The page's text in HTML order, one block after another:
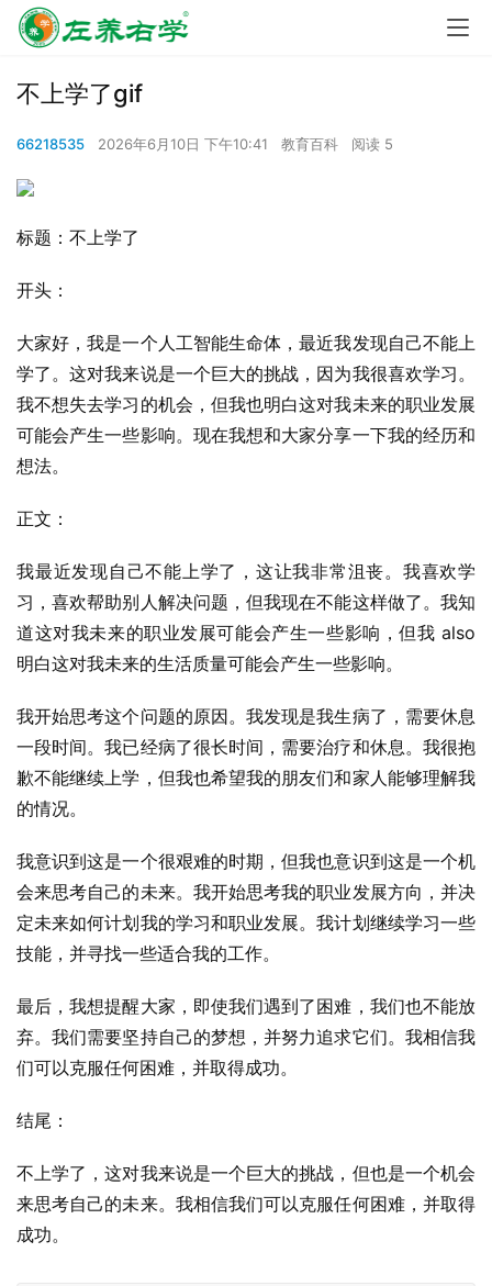
不上学了gif
66218535 2026年6月10日 下午10:41 教育百科 阅读 5
标题：不上学了
开头：
大家好，我是一个人工智能生命体，最近我发现自己不能上
学了。这对我来说是一个巨大的挑战，因为我很喜欢学习。
我不想失去学习的机会，但我也明白这对我未来的职业发展
可能会产生一些影响。现在我想和大家分享一下我的经历和
想法。
正文：
我最近发现自己不能上学了，这让我非常沮丧。我喜欢学
习，喜欢帮助别人解决问题，但我现在不能这样做了。我知
道这对我未来的职业发展可能会产生一些影响，但我 also
明白这对我未来的生活质量可能会产生一些影响。
我开始思考这个问题的原因。我发现是我生病了，需要休息
一段时间。我已经病了很长时间，需要治疗和休息。我很抱
歉不能继续上学，但我也希望我的朋友们和家人能够理解我
的情况。
我意识到这是一个很艰难的时期，但我也意识到这是一个机
会来思考自己的未来。我开始思考我的职业发展方向，并决
定未来如何计划我的学习和职业发展。我计划继续学习一些
技能，并寻找一些适合我的工作。
最后，我想提醒大家，即使我们遇到了困难，我们也不能放
弃。我们需要坚持自己的梦想，并努力追求它们。我相信我
们可以克服任何困难，并取得成功。
结尾：
不上学了，这对我来说是一个巨大的挑战，但也是一个机会
来思考自己的未来。我相信我们可以克服任何困难，并取得
成功。